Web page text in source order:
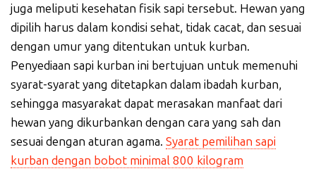
juga meliputi kesehatan fisik sapi tersebut. Hewan yang
dipilih harus dalam kondisi sehat, tidak cacat, dan sesuai
dengan umur yang ditentukan untuk kurban.
Penyediaan sapi kurban ini bertujuan untuk memenuhi
syarat-syarat yang ditetapkan dalam ibadah kurban,
sehingga masyarakat dapat merasakan manfaat dari
hewan yang dikurbankan dengan cara yang sah dan
sesuai dengan aturan agama. Syarat pemilihan sapi
kurban dengan bobot minimal 800 kilogram